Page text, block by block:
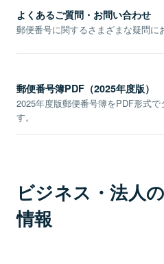
よくあるご質問・お問い合わせ
郵便番号に関するさまざまな疑問に
郵便番号簿PDF（2025年度版）
2025年度版郵便番号簿をPDF形式で
す。
ビジネス・法人
情報